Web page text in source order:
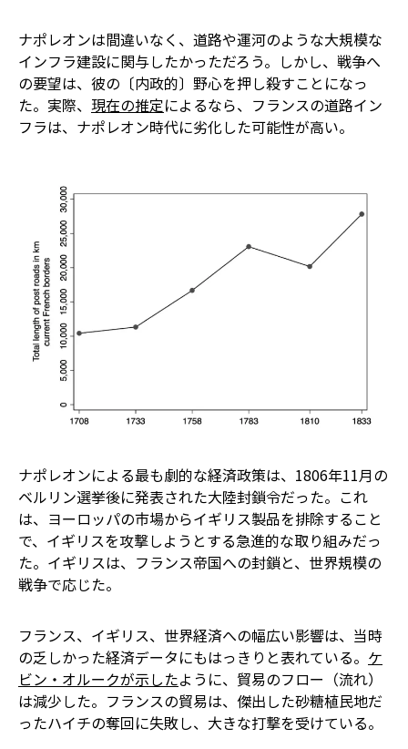
ナポレオンは間違いなく、道路や運河のような大規模な
インフラ建設に関与したかっただろう。しかし、戦争へ
の要望は、彼の〔内政的〕野心を押し殺すことになっ
た。実際、 現在の推定によるなら、フランスの道路イン
フラは、ナポレオン時代に劣化した可能性が高い。
ナポレオンによる最も劇的な経済政策は、1806年11月の
ベルリン選挙後に発表された大陸封鎖令だった。これ
は、ヨーロッパの市場からイギリス製品を排除すること
で、イギリスを攻撃しようとする急進的な取り組みだっ
た。イギリスは、フランス帝国への封鎖と、世界規模の
戦争で応じた。
フランス、イギリス、世界経済への幅広い影響は、当時
の乏しかった経済データにもはっきりと表れている。 ケ
ビン・オルークが示したように、貿易のフロー（流れ）
は減少した。フランスの貿易は、傑出した砂糖植民地だ
ったハイチの奪回に失敗し、大きな打撃を受けている。